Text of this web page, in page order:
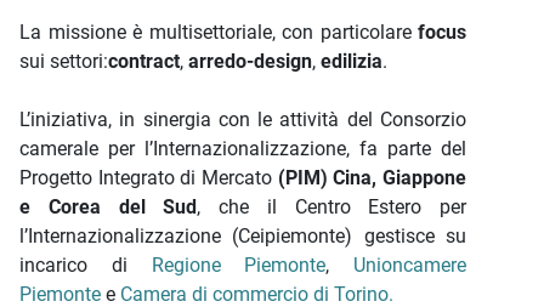
La missione è multisettoriale, con particolare focus
sui settori:contract, arredo-design, edilizia.
L’iniziativa, in sinergia con le attività del Consorzio
camerale per l’Internazionalizzazione, fa parte del
Progetto Integrato di Mercato (PIM) Cina, Giappone
e Corea del Sud, che il Centro Estero per
l’Internazionalizzazione (Ceipiemonte) gestisce su
incarico di Regione Piemonte, Unioncamere
Piemonte e Camera di commercio di Torino.